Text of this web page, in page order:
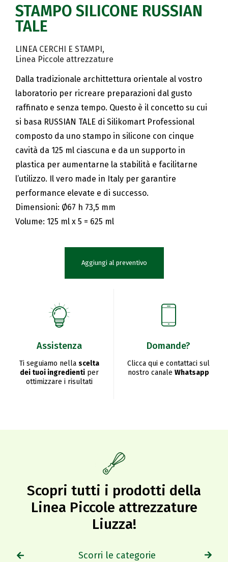
STAMPO SILICONE RUSSIAN
TALE
LINEA CERCHI E STAMPI
Linea Piccole attrezzature
Dalla tradizionale archittettura orientale al vostro
laboratorio per ricreare preparazioni dal gusto
raffinato e senza tempo. Questo è il concetto su cui
si basa RUSSIAN TALE di Silikomart Professional
composto da uno stampo in silicone con cinque
cavità da 125 ml ciascuna e da un supporto in
plastica per aumentarne la stabilità e facilitarne
l’utilizzo. Il vero made in Italy per garantire
performance elevate e di successo.
Dimensioni: Ø67 h 73,5 mm
Volume: 125 ml x 5 = 625 ml
Aggiungi al preventivo
Assistenza
Ti seguiamo nella scelta
dei tuoi ingredienti per
ottimizzare i risultati
Domande?
Clicca qui e contattaci sul
nostro canale Whatsapp
Scopri tutti i prodotti della
Linea Piccole attrezzature
Liuzza!​
Scorri le categorie